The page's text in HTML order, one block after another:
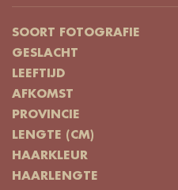
SOORT FOTOGRAFIE
GESLACHT
LEEFTIJD
AFKOMST
PROVINCIE
LENGTE (CM)
HAARKLEUR
HAARLENGTE